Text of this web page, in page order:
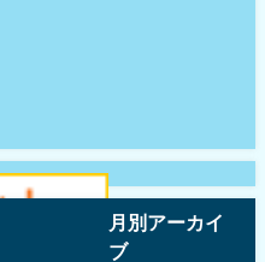
月別アーカイ
ブ